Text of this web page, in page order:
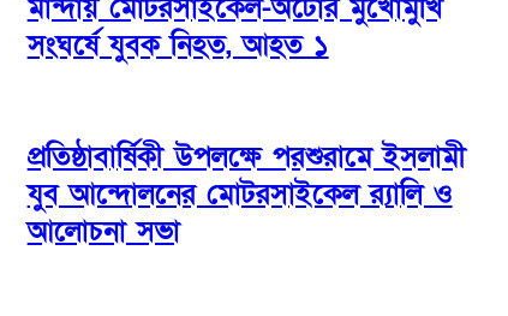
মান্দায় মোটরসাইকেল-অটোর মুখোমুখি
সংঘর্ষে যুবক নিহত, আহত ১
প্রতিষ্ঠাবার্ষিকী উপলক্ষে পরশুরামে ইসলামী
যুব আন্দোলনের মোটরসাইকেল র‌্যালি ও
আলোচনা সভা